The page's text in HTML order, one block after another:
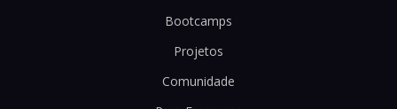
Bootcamps
Projetos
Comunidade